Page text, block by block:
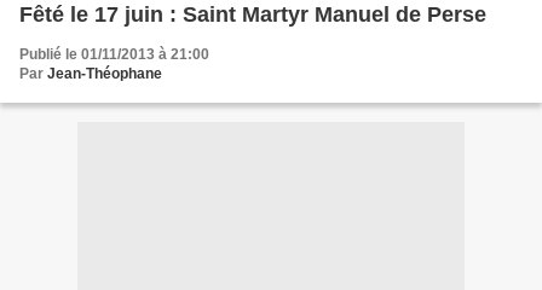
Fêté le 17 juin : Saint Martyr Manuel de Perse
Publié le 01/11/2013 à 21:00
Par Jean-Théophane